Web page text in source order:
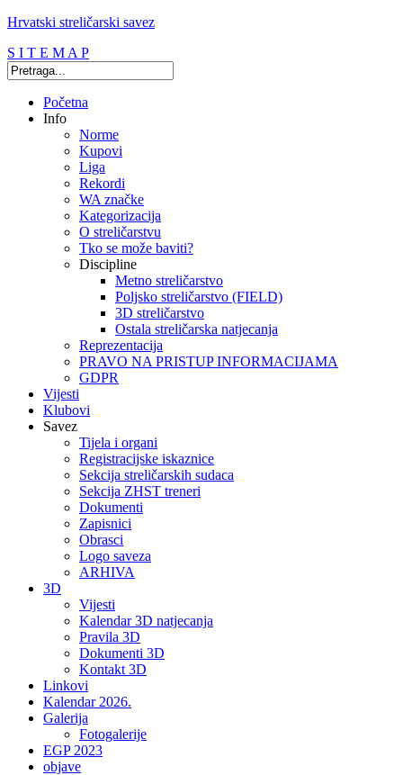
Hrvatski streličarski savez
S I T E M A P
Početna
Info
Norme
Kupovi
Liga
Rekordi
WA značke
Kategorizacija
O streličarstvu
Tko se može baviti?
Discipline
Metno streličarstvo
Poljsko streličarstvo (FIELD)
3D streličarstvo
Ostala streličarska natjecanja
Reprezentacija
PRAVO NA PRISTUP INFORMACIJAMA
GDPR
Vijesti
Klubovi
Savez
Tijela i organi
Registracijske iskaznice
Sekcija streličarskih sudaca
Sekcija ZHST treneri
Dokumenti
Zapisnici
Obrasci
Logo saveza
ARHIVA
3D
Vijesti
Kalendar 3D natjecanja
Pravila 3D
Dokumenti 3D
Kontakt 3D
Linkovi
Kalendar 2026.
Galerija
Fotogalerije
EGP 2023
objave